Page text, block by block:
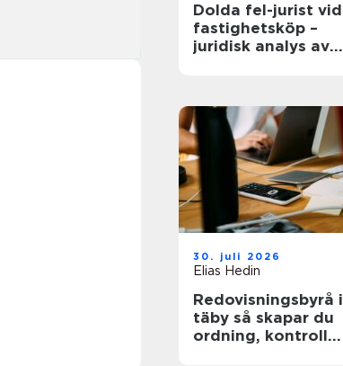
Dolda fel-jurist vid
fastighetsköp –
juridisk analys av
praktiken
30. juli 2026
Elias Hedin
Redovisningsbyrå i
täby så skapar du
ordning, kontroll